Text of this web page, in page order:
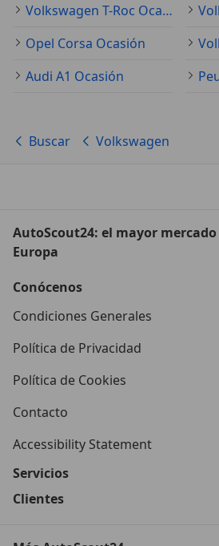
Volkswagen T-Roc Ocasión
Opel Corsa Ocasión
Audi A1 Ocasión
Buscar Volkswagen
AutoScout24: el mayor
Europa
Conócenos
Condiciones Generales
Política de Privacidad
Política de Cookies
Contacto
Accessibility Statement
Servicios
Clientes